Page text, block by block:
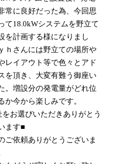
常に良好だった為、今回思
て18.0kWシステムを野立て
を計画する様になりまし
ｈさんには野立ての場所や
レイアウト等で色々とアド
を頂き、大変有難う御座い
。増設分の発電量がどれ位
か今から楽しみです。
をお選びいただきありがとう
ます■
ご依頼ありがとうございま